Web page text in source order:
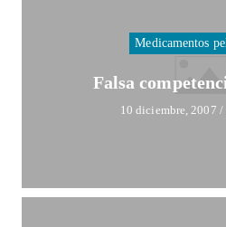
Medicamentos
Falsa
10 diciembre, 2007 /